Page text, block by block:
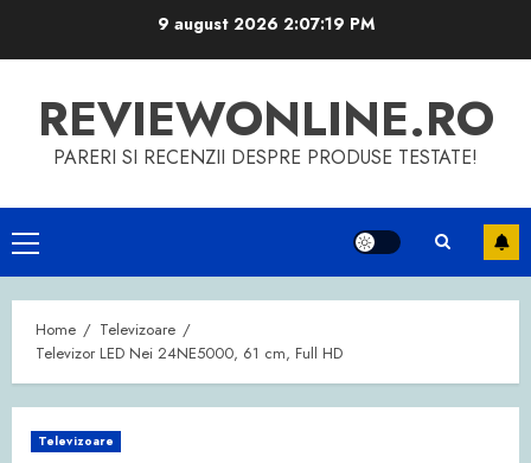
9 august 2026 2:07:20 PM
REVIEWONLINE.RO
PARERI SI RECENZII DESPRE PRODUSE TESTATE!
Primary
Menu
Home
Televizoare
Televizor LED Nei 24NE5000, 61 cm, Full HD
Televizoare